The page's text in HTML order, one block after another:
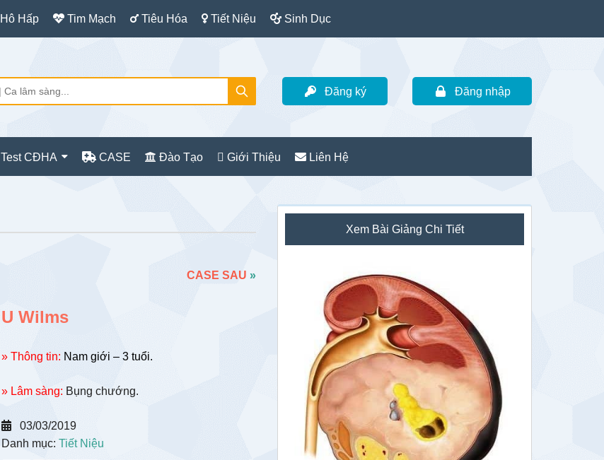
Hô Hấp Tim Mạch Tiêu Hóa Tiết Niệu Sinh Dục
Đăng ký Đăng nhập
Test CĐHA CASE Đào Tạo Giới Thiệu Liên Hệ
CASE SAU »
U Wilms
» Thông tin: Nam giới – 3 tuổi.
» Lâm sàng: Bụng chướng.
03/03/2019
Danh mục: Tiết Niệu
Sidebar
chính
Xem Bài Giảng Chi Tiết